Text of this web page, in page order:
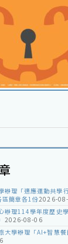
辦理「適應運動共學
區簡章各1份2026-
辦理114學年度歷史
2026-08-06
大學辦理「AI+智慧